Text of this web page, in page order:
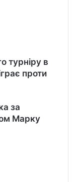
турніру в
проти
за
Марку